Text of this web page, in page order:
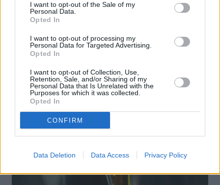
I want to opt-out of the Sale of my
Personal Data.
Opted In
I want to opt-out of processing my
Personal Data for Targeted Advertising.
Opted In
I want to opt-out of Collection, Use,
Retention, Sale, and/or Sharing of my
Personal Data that Is Unrelated with the
Purposes for which it was collected.
Opted In
CONFIRM
Data Deletion Data Access Privacy Policy
17 lipca 2026, 22:43
Kupiłeś używaną Toyotę lub Lexusa?
Nawet po 8 latach wciąż możesz
aktywować tę gwarancję